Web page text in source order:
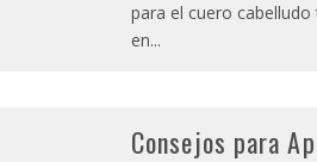
para el cuero
en...
Consejos para